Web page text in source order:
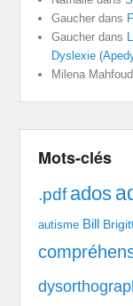
Gaucher dans
Gaucher dans
Dyslexie
Milena
Mots-clés
.pdf ados
autisme Bill